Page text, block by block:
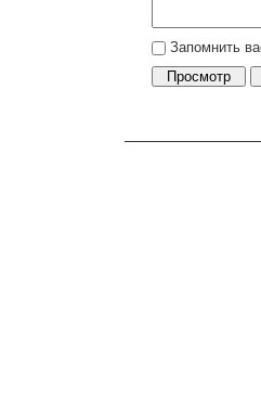
Запомнить